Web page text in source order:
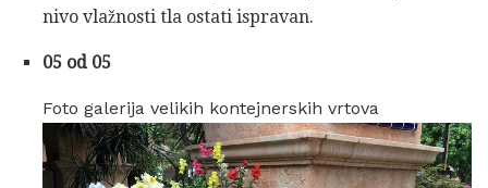
nivo vlažnosti tla ostati ispravan.
05 od 05
Foto galerija velikih kontejnerskih vrtova